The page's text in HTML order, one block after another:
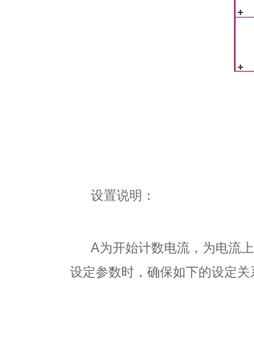
设置说明：
A为开始计数电流，为电流
设定参数时，确保如下的设定关